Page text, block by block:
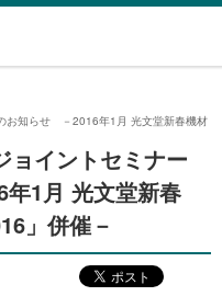
お知らせ －2016年1月 光文堂新春機材
ョイントセミナー
1月 光文堂新春
」併催－